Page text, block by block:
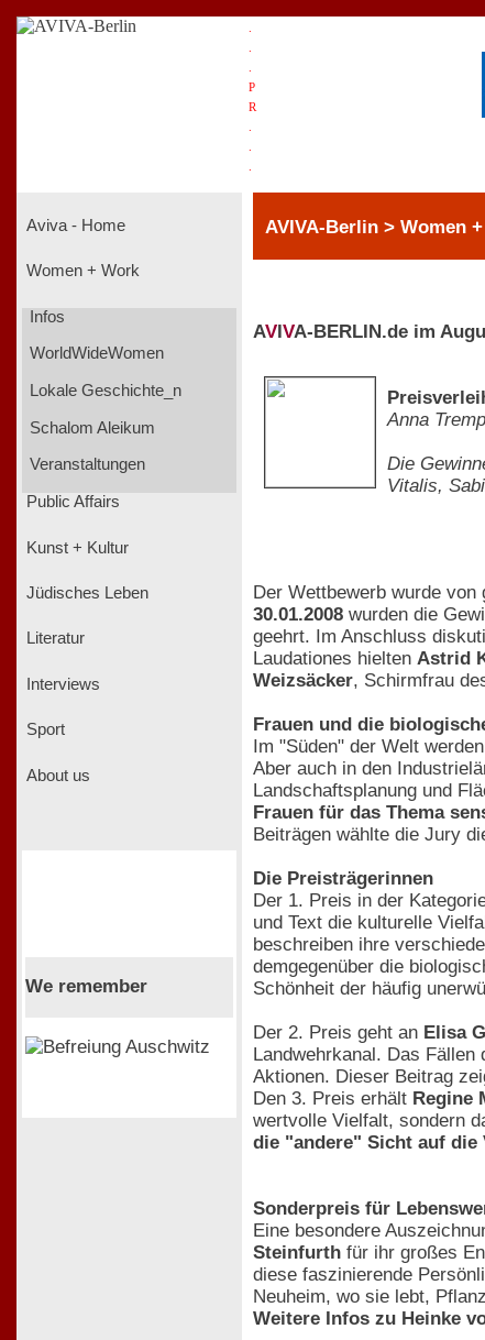
P
R
Aviva - Home
Women + Work
Infos
WorldWideWomen
Lokale Geschichte_n
Schalom Aleikum
Veranstaltungen
Public Affairs
Kunst + Kultur
Jüdisches Leben
Literatur
Interviews
Sport
About us
We remember
AVIVA-Berlin > Women
AV VA-BERLIN.de im
Anna
Die
Vitalis,
Der Wettbewerb wurde
30.01.2008 wurden die
geehrt. Im Anschluss
Laudationes hielten Astrid
Weizsäcker, Schirmfrau
Frauen und die
Im "Süden" der Welt werden
Aber auch in den
Landschaftsplanung und
Frauen für das Thema
Beiträgen wählte die Jury
Die Preisträgerinnen
Der 1. Preis in der
und Text die kulturelle
beschreiben ihre
demgegenüber die
Schönheit der häufig
Der 2. Preis geht an Elisa
Landwehrkanal. Das
Aktionen. Dieser Beitrag
Den 3. Preis erhält Regine
wertvolle Vielfalt, sondern
die "andere" Sicht auf die
Sonderpreis für
Eine besondere
Steinfurth für ihr großes
diese faszinierende
Neuheim, wo sie lebt,
Weitere Infos zu Heinke